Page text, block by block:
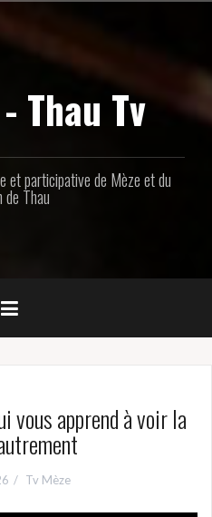
Thau Tv
et participative de Mèze et du
de Thau
vous apprend à voir la
Tv Mèze